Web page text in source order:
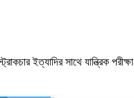
ইত্যাদির সাথে যান্ত্রিক পরীক্ষা